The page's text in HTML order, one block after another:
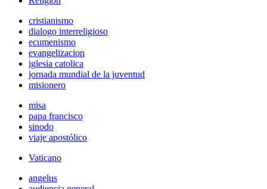
cristianismo
dialogo interreligioso
ecumenismo
evangelizacion
iglesia catolica
jornada mundial de la juventud
misionero
misa
papa francisco
sinodo
viaje apostólico
Vaticano
angelus